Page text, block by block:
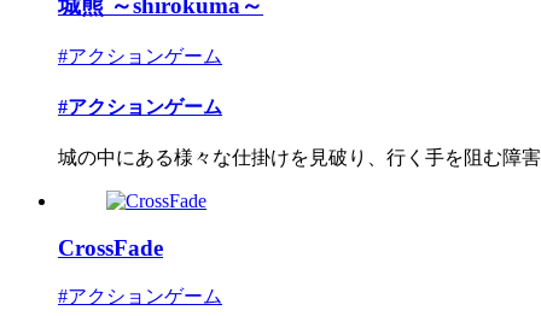
城熊 ～shirokuma～
#アクションゲーム
#アクションゲーム
城の中にある様々な仕掛けを見破り、行く手を阻む障
CrossFade
#アクションゲーム